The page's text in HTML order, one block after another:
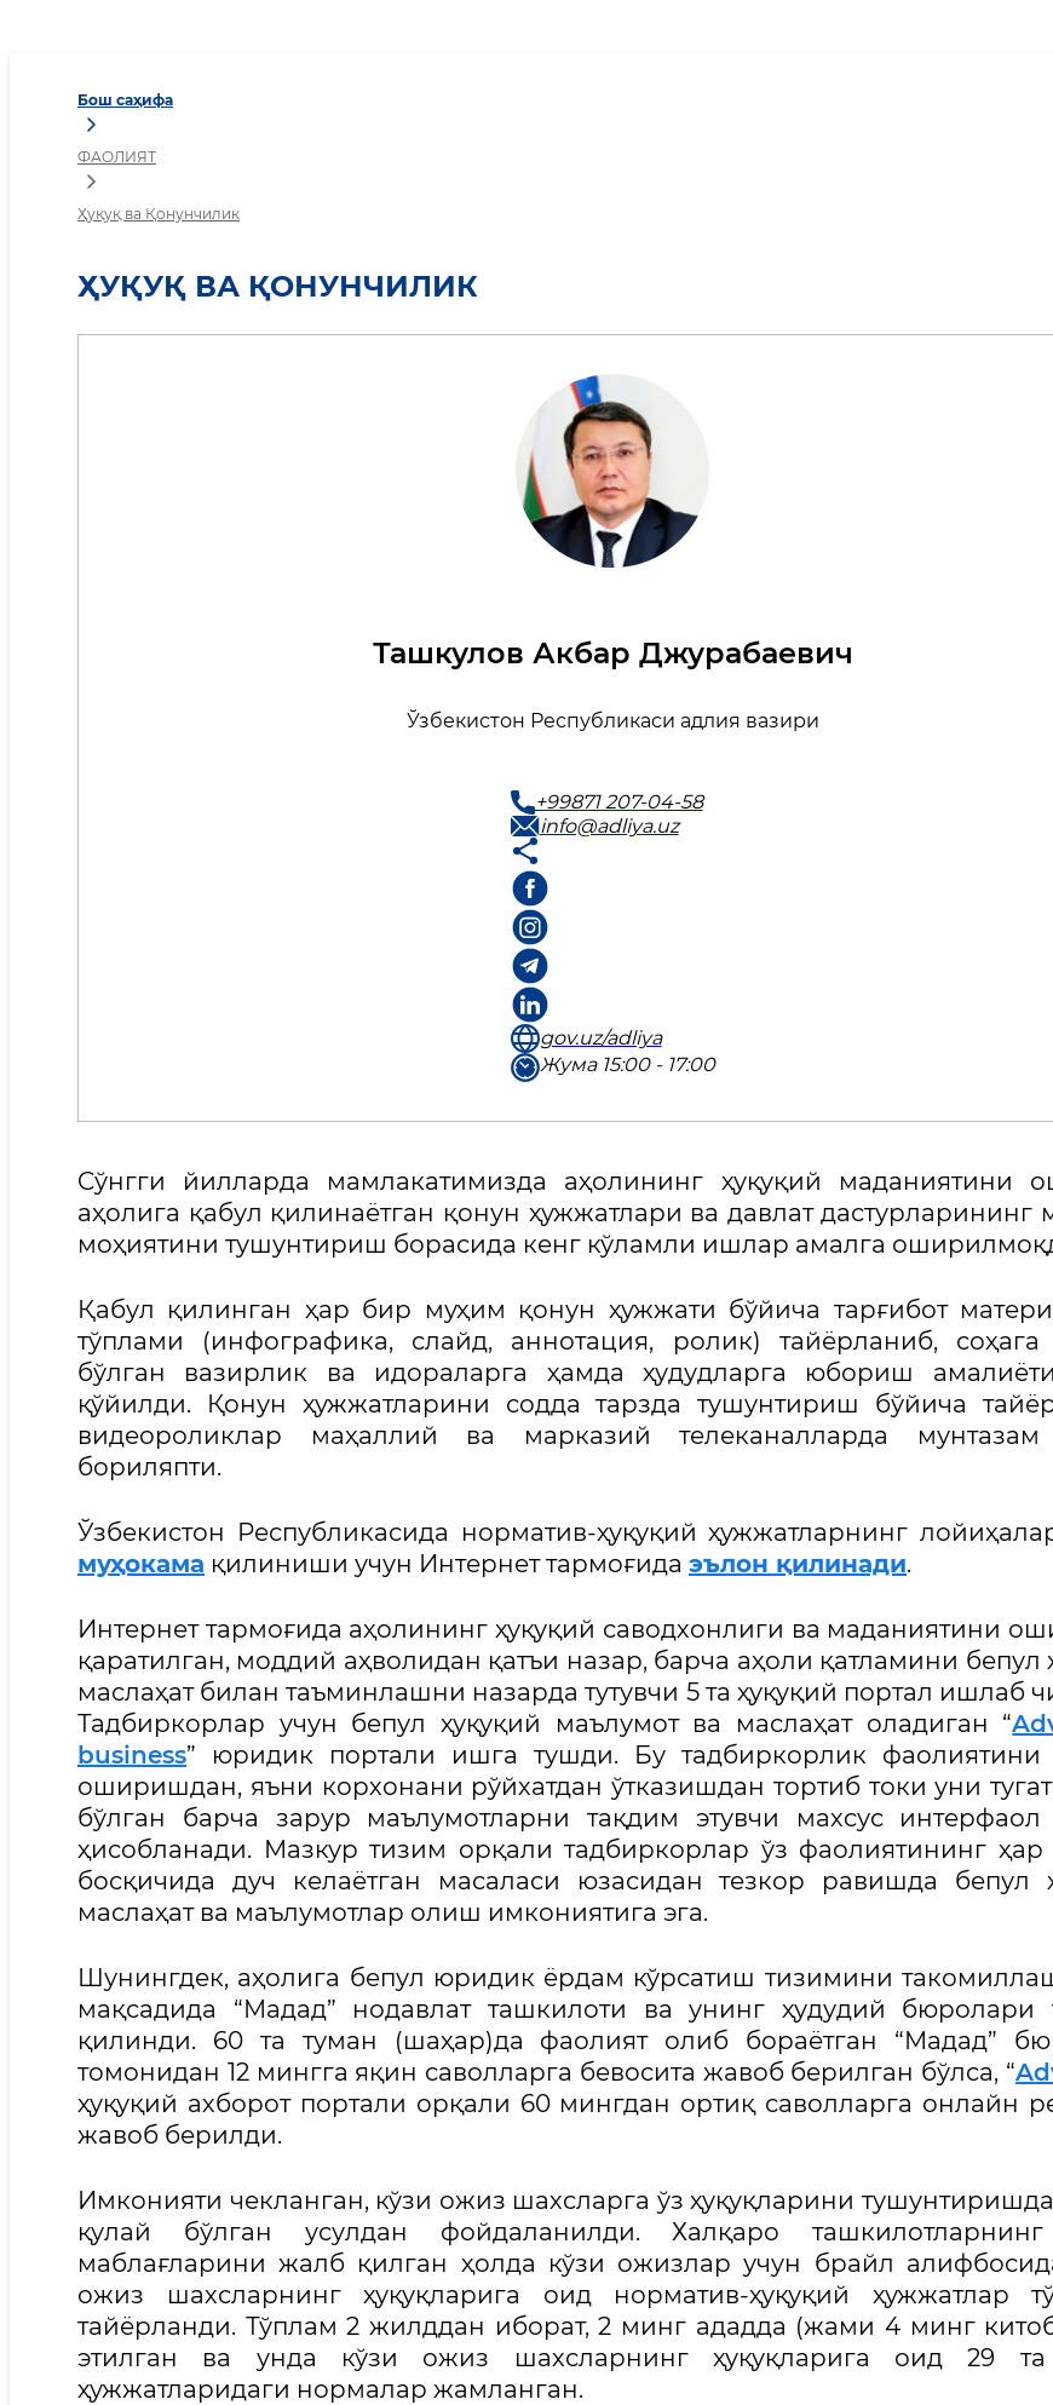
Бош саҳифа
ФАОЛИЯТ
Ҳуқуқ ва Қонунчилик
ҲУҚУҚ ВА ҚОНУНЧИЛИК
Ташкулов Акбар Джурабаевич
Ўзбекистон Республикаси адлия вазири
+99871 207-04-58
info@adliya.uz
gov.uz/adliya
Жума 15:00 - 17:00
Cўнгги йилларда мамлакатимизда аҳолининг ҳуқуқий маданиятини
аҳолига қабул қилинаётган қонун ҳужжатлари ва давлат дастурларининг
моҳиятини тушунтириш борасида кенг кўламли ишлар амалга
Қабул қилинган ҳар бир муҳим қонун ҳужжати бўйича тарғибот
тўплами (инфографика, слайд, аннотация, ролик) тайёрланиб, соҳага
бўлган вазирлик ва идораларга ҳамда ҳудудларга юбориш
қўйилди. Қонун ҳужжатларини содда тарзда тушунтириш бўйича
видеороликлар маҳаллий ва марказий телеканалларда
бориляпти.
Ўзбекистон Республикасида норматив-ҳуқуқий ҳужжатларнинг
муҳокама қилиниши учун Интернет тармоғида эълон қилинади.
Интернет тармоғида аҳолининг ҳуқуқий саводхонлиги ва маданиятини
қаратилган, моддий аҳволидан қатъи назар, барча аҳоли қатламини бепул
маслаҳат билан таъминлашни назарда тутувчи 5 та ҳуқуқий портал ишлаб
Тадбиркорлар учун бепул ҳуқуқий маълумот ва маслаҳат оладиган “
business” юридик портали ишга тушди. Бу тадбиркорлик фаолиятини
оширишдан, яъни корхонани рўйхатдан ўтказишдан тортиб токи уни
бўлган барча зарур маълумотларни тақдим этувчи махсус интерфаол
ҳисобланади. Мазкур тизим орқали тадбиркорлар ўз фаолиятининг ҳар
босқичида дуч келаётган масаласи юзасидан тезкор равишда бепул
маслаҳат ва маълумотлар олиш имкониятига эга.
Шунингдек, аҳолига бепул юридик ёрдам кўрсатиш тизимини
мақсадида “Мадад” нодавлат ташкилоти ва унинг ҳудудий бюролари
қилинди. 60 та туман (шаҳар)да фаолият олиб бораётган “Мадад”
томонидан 12 мингга яқин саволларга бевосита жавоб берилган бўлса, “
ҳуқуқий ахборот портали орқали 60 мингдан ортиқ саволларга онлайн
жавоб берилди.
Имконияти чекланган, кўзи ожиз шахсларга ўз ҳуқуқларини
қулай бўлган усулдан фойдаланилди. Халқаро
маблағларини жалб қилган ҳолда кўзи ожизлар учун брайл
ожиз шахсларнинг ҳуқуқларига оид норматив-ҳуқуқий ҳужжатлар
тайёрланди. Тўплам 2 жилддан иборат, 2 минг ададда (жами 4 минг
этилган ва унда кўзи ожиз шахсларнинг ҳуқуқларига оид 29
ҳужжатларидаги нормалар жамланган.